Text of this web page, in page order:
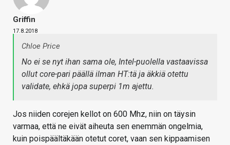
Griffin
17.8.2018
Chloe Price
No ei se nyt ihan sama ole, Intel-puolella vastaavissa
ollut core-pari päällä ilman HT:tä ja äkkiä otettu
validate, ehkä jopa superpi 1m ajettu.
Jos niiden corejen kellot on 600 Mhz, niin on täysin
varmaa, että ne eivät aiheuta sen enemmän ongelmia,
kuin poispäältäkään otetut coret, vaan sen kippaamisen